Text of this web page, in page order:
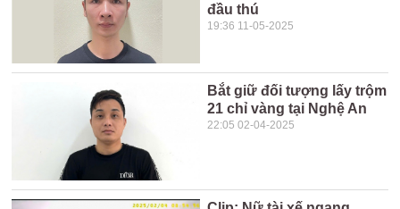
đầu thú
19:36 11-05-2025
Bắt giữ đối tượng lấy trộm
21 chỉ vàng tại Nghệ An
22:05 02-04-2025